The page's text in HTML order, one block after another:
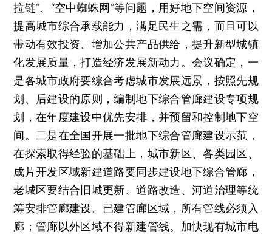
拉链”、“空中蜘蛛网”等问题，用好地下空间资源，
提高城市综合承载能力，满足民生之需，而且可以
带动有效投资、增加公共产品供给，提升新型城镇
化发展质量，打造经济发展新动力。会议确定，一
是各城市政府要综合考虑城市发展远景，按照先规
划、后建设的原则，编制地下综合管廊建设专项规
划，在年度建设中优先安排，并预留和控制地下空
间。二是在全国开展一批地下综合管廊建设示范，
在探索取得经验的基础上，城市新区、各类园区、
成片开发区域新建道路要同步建设地下综合管廊，
老城区要结合旧城更新、道路改造、河道治理等统
筹安排管廊建设。已建管廊区域，所有管线必须入
廊；管廊以外区域不得新建管线。加快现有城市电